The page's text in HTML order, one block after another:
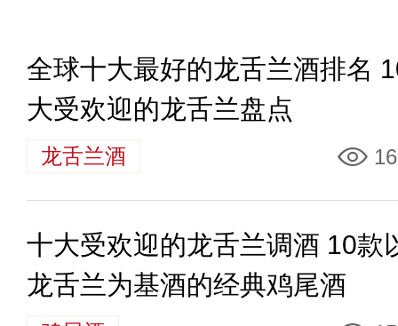
全球十大最好的龙舌兰酒排名
大受欢迎的龙舌兰盘点
龙舌兰酒
十大受欢迎的龙舌兰调酒 10款
龙舌兰为基酒的经典鸡尾酒